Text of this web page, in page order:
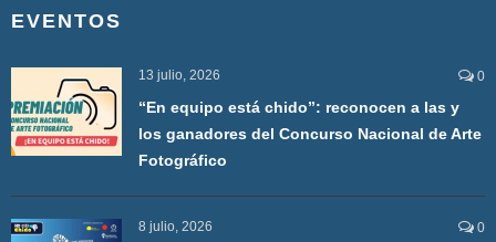
EVENTOS
13 julio, 2026 0
“En equipo está chido”: reconocen a las y
los ganadores del Concurso Nacional de Arte
Fotográfico
8 julio, 2026 0